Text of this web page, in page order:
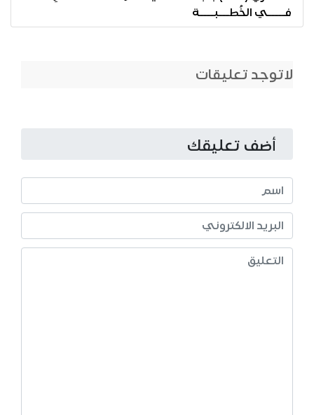
فـــــي الخُطـــبــــة
لاتوجد تعليقات
أضف تعليقك